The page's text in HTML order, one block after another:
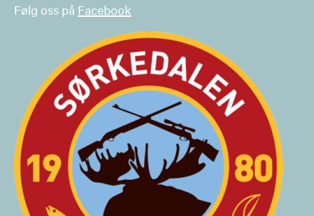
Følg oss på Facebook